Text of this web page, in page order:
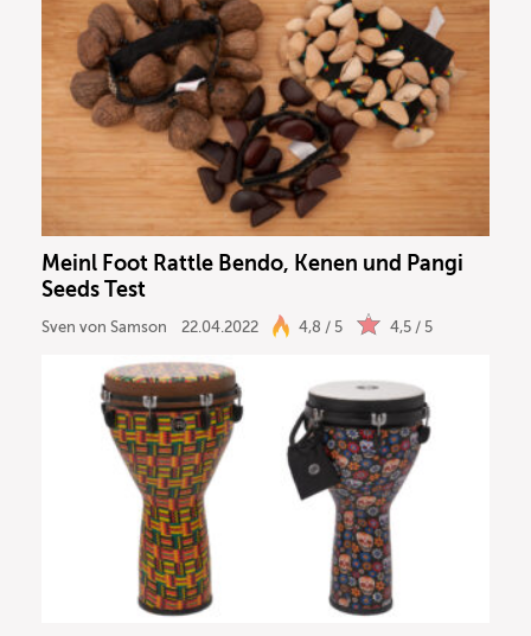
Meinl Foot Rattle Bendo, Kenen und Pangi
Seeds Test
Sven von Samson 22.04.2022 4,8 / 5 4,5 / 5